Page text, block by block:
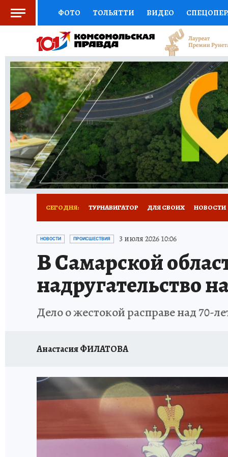
ФОТО ТОЛЬЯТТИ ВИДЕО
СОЦПОДДЕРЖКА НАУКА СПОРТ
ВЫБОР ЭКСПЕРТОВ ДОКТОР
КНИЖНАЯ ПОЛКА ПРОГНОЗЫ НА СПОРТ
ПРЕСС-ЦЕНТР НЕДВИЖИМОСТЬ
КОЛЛЕКЦИИ КП РЕКЛАМА ОБЪЯВЛЕНИЯ
СЕГОДНЯ: ТУРНАВИГАТОР ДЛЯ СВОИХ НОВОСТИ
НАДЕЖНЫЕ РАБОТОДАТЕЛИ
НОВЫЙ ГОД В САМАРЕ КП В МАХ
КУЙБЫШЕВ - ФРОНТУ ИТОГИ ГОДА-2024
ЗАПОВЕДНАЯ РОССИЯ СЧАСТЬЕ В СЕМЬЕ
НОВОСТИ ПРОИСШЕСТВИЯ 3 июля 2026 10:06
В Самарской
надругательство
Дело о жестокой расправе над 70-
Анастасия ФИЛАТОВА